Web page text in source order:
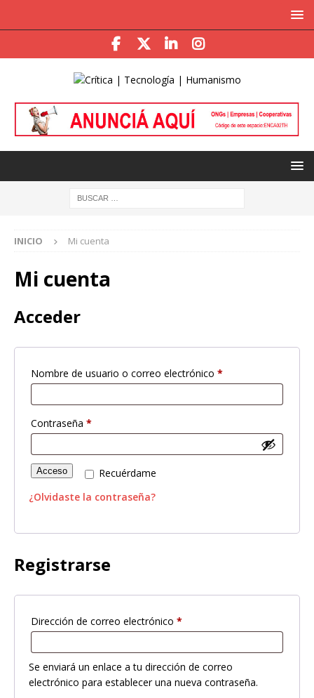
INICIO Mi cuenta
Mi cuenta
Acceder
Nombre de usuario o correo electrónico *
Contraseña *
Recuérdame
Acceso
¿Olvidaste la contraseña?
Registrarse
Dirección de correo electrónico *
Se enviará un enlace a tu dirección de correo
electrónico para establecer una nueva contraseña.